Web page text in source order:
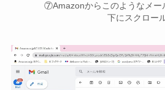
⑦Amazonからこのようなメー
下にスクロー